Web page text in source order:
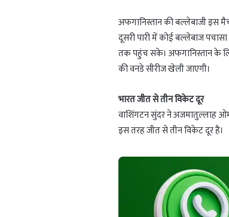
अफगानिस्तान की बल्लेबाजी इस
दूसरी पारी में कोई बल्लेबाज
तक पहुंच सके। अफगानिस्तान के
की वनडे सीरीज खेली जाएगी।
भारत जीत से तीन विकेट दूर
वाशिंगटन सुंदर ने अजमातुल्लाह
इस तरह जीत से तीन विकेट दूर है।